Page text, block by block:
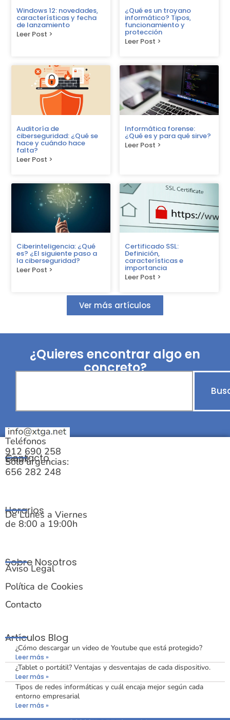
Windows 12: novedades,
características y fecha
de lanzamiento
Leer Post >
¿Qué es un troyano
informático? Tipos,
funcionamiento y
protección
Leer Post >
Auditoría de
ciberseguridad: ¿Qué se
hace y cuándo hace
falta?
Leer Post >
Informática forense:
¿Qué es y para qué sirve?
Leer Post >
Ciberinteligencia: ¿Qué
es? ¿El siguiente paso a
la ciberseguridad?
Leer Post >
Certificado SSL:
Definición,
características e
importancia
Leer Post >
Ver más artículos
¿Quieres encontrar algo en
concreto?
Contacto
Email:
Teléfonos
912 690 258
Solo urgencias:
656 282 248
Horarios
De Lunes a Viernes
de 8:00 a 19:00h
Sobre Nosotros
Aviso Legal
Política de Cookies
Contacto
Artículos Blog
¿Cómo descargar un video de Youtube que está protegido?
Leer más »
¿Tablet o portátil? Ventajas y desventajas de cada dispositivo.
Leer más »
Tipos de redes informáticas y cuál encaja mejor según cada
entorno empresarial
Leer más »